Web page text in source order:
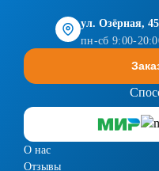
ул. Озёрная, 45
пн-сб 9:00-
О нас
Отзывы